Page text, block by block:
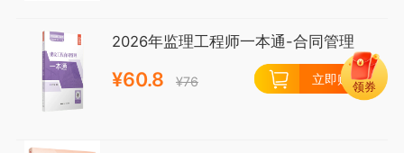
2026年监理工程师一本通-合同管理
¥60.8 ¥76 立即购买领券